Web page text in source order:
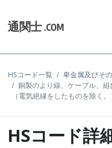
通関士 .COM
HSコード一覧 卑金属及びそ
銅製のより線、ケーブル、
（電気絶縁をしたものを除く。
HSコード詳
通関Ｑ＆
HSコード